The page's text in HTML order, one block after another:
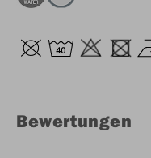
Bewertungen